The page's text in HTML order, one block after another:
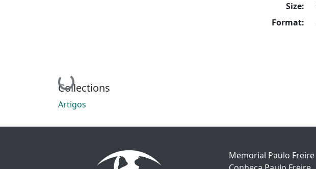
Loading...
Size:
Format:
Collections
Artigos
Memorial Paulo Freire